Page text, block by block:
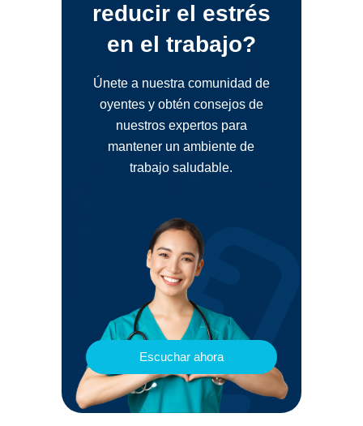
reducir el estrés
en el trabajo?
Únete a nuestra comunidad de
oyentes y obtén consejos de
nuestros expertos para
mantener un ambiente de
trabajo saludable.
Escuchar ahora